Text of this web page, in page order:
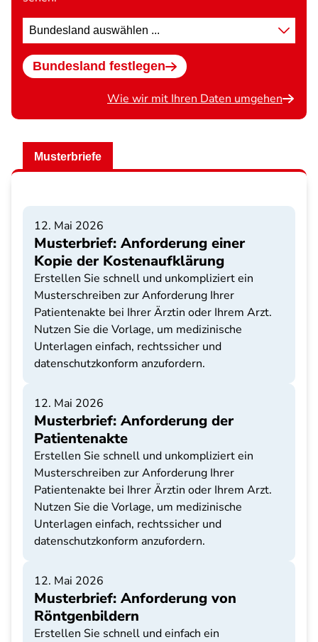
Standort
wählen
Bundesland festlegen
Wie wir mit Ihren Daten umgehen
Musterbriefe
12. Mai 2026
Musterbrief: Anforderung einer
Kopie der Kostenaufklärung
Erstellen Sie schnell und unkompliziert ein
Musterschreiben zur Anforderung Ihrer
Patientenakte bei Ihrer Ärztin oder Ihrem Arzt.
Nutzen Sie die Vorlage, um medizinische
Unterlagen einfach, rechtssicher und
datenschutzkonform anzufordern.
12. Mai 2026
Musterbrief: Anforderung der
Patientenakte
Erstellen Sie schnell und unkompliziert ein
Musterschreiben zur Anforderung Ihrer
Patientenakte bei Ihrer Ärztin oder Ihrem Arzt.
Nutzen Sie die Vorlage, um medizinische
Unterlagen einfach, rechtssicher und
datenschutzkonform anzufordern.
12. Mai 2026
Musterbrief: Anforderung von
Röntgenbildern
Erstellen Sie schnell und einfach ein